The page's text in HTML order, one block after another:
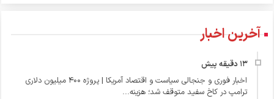
آخرین اخبار
اخبار فوری و جنجالی سیاست و اقتصاد آمریکا | پروژه ۴۰۰ میلیون دلاری
ترامپ در کاخ سفید متوقف شد؛ هزینه...